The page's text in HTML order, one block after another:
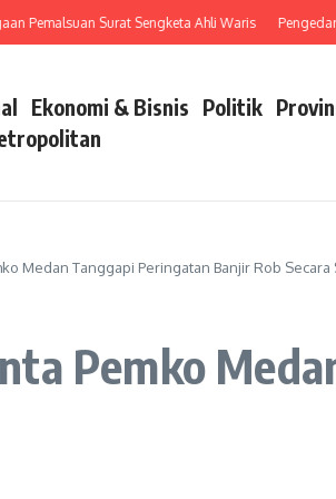
Surat Sengketa Ahli Waris Pengedar
Ekonomi & Bisnis Politik
Medan Tanggapi Peringatan Banjir Rob Secara
Pemko